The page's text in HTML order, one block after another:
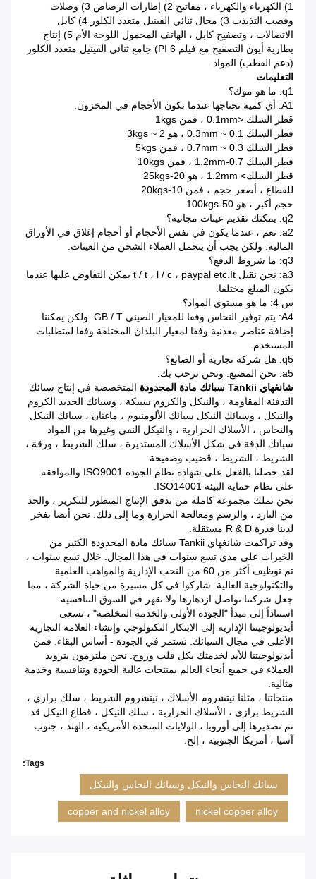
1) الكهرباء والكهرباء ، مفاتيح 2) إطارات الرصاص 3) وصلات
وقصب التذبذب 3) مجال ثنائي الفينيل متعدد الكلور 4) كابل
الاتصالات ، وتصفيح كابل ، الهاتف المحمول اللوحة الأم 5) إنتاج
بطارية أيون التصفيح مع فيلم PI 6) جامع ثنائي الفينيل متعدد الكلور
(دعم القطب) المواد
التعليمات
q1: ما هو موك؟
A1: أي كمية تحتاجها عندما تكون الأحجام في المخزون.
قطر السلك <0.1mm ، فمن 1kgs
قطر السلك 0.1 ~ 0.3mm ، هو 2 ~ 3kgs
قطر السلك 0.3 ~ 0.7mm ، فمن 5kgs
قطر السلك 0.7-1.2mm ، فمن 10kgs
قطر السلك> 1.2mm ، هو 20-25kgs
للقطاع ، أصغر حجم ، فمن 10-20kgs
حجم أكبر ، هو 50-100kgs
q2: يمكنك تقديم عينات مجانية؟
a2: نعم ، عندما يكون في نفس الأحجام أو أحجام إغلاق في الأوراق
المالية. ولكن يجب أن يتحمل العملاء الشحن من العينات.
q3: ما شروط الدفع؟
a3: نحن نقبل t / t ، l / c ، paypal etc.It يمكن التفاوض عليها عندما
يكون المبلغ مختلفا.
س 4: ما هو مستوى المواد؟
A4: يتم توفير النحاس وفقا للمعيار الصيني GB / T. ولكن يمكننا
إضافة عناصر معدنية وفقا لمعيار البلدان المختلفة وفقا لمتطلبات
المستخدم.
q5: هل شركة تجارية أو الصانع؟
a5: نحن المصنع. ونحن نرحب بك.
شانغهاي Tankii سبائك مادة المحدودة
المتخصصة في إنتاج سبائك
التدفئة المقاومة ، والنيكل والكروم سبيكة ، وسبائك الحديد الكروم
والنيكل ، وسبائك النيكل سبائك الألومنيوم ، ماغنان ، سبائك النيكل
والنحاس ، الأسلاك الحرارية ، والنيكل النقي وغيرها من المواد
سبائك الدقة في شكل الأسلاك المستديرة ، سلك الشريط ، ورقة ،
الشريط ، الشريط ، قضيب وصفيحة.
لقد حصلنا بالفعل على شهادة نظام الجودة ISO9001 والموافقة
على نظام حماية البيئة ISO14001.
نحن نملك مجموعة كاملة من تدفق الإنتاج المتطور للتكرير ، والحد
من البارد ، والرسم ومعالجة الحرارة وما إلى ذلك. نحن أيضا بفخر
لدينا قدرة R & D مستقلة.
وقد تراكمت شانغهاي Tankii سبائك مادة المحدودة الكثير من
الخبرات على مدى تسع سنوات في هذا المجال. خلال تسع سنوات ،
تم توظيف أكثر من 60 من النخب الإدارية والمواهب العلمية
والتكنولوجية العالية. شاركوا في كل مسيرة من حياة الشركة ، مما
جعل شركتنا تواصل ازدهارها ولا تقهر في السوق التنافسية.
استناداً إلى مبدأ "الجودة الأولى والخدمة المخلصة" ، تسعى
أيديولوجيتنا الإدارية إلى الابتكار التكنولوجي وإنشاء العلامة التجارية
الأعلى في مجال السبائك. نستمر في الجودة - أساس البقاء. فمن
أيديولوجيتنا للأبد لخدمتك بكل قلب وروح. نحن ملتزمون بتزويد
العملاء في جميع أنحاء العالم بمنتجات عالية الجودة وتنافسية وخدمة
مثالية.
منتجاتنا ، مثلنا نيتشروم الأسلاك ، نيتشروم الشريط ، سلك برازي ،
الشريط برازي ، الأسلاك الحرارية ، سلك النيكل ، قطاع النيكل قد
تم تصديرها إلى أوروبا ، الولايات المتحدة الأمريكية ، الهند ، جنوب
آسيا ، أمريكا الجنوبية ، إلخ.
Tags:
سبائك النحاس والنيكل وسبائك النحاس والنيكل
nickel copper alloy
copper and nickel alloy